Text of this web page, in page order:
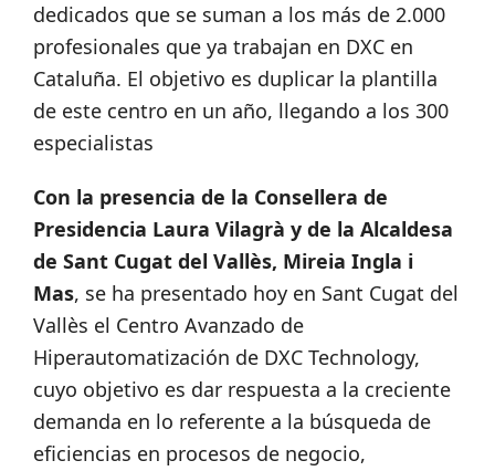
dedicados que se suman a los más de 2.000
profesionales que ya trabajan en DXC en
Cataluña. El objetivo es duplicar la plantilla
de este centro en un año, llegando a los 300
especialistas
Con la presencia de la Consellera de
Presidencia Laura Vilagrà y de la Alcaldesa
de Sant Cugat del Vallès, Mireia Ingla i
Mas, se ha presentado hoy en Sant Cugat del
Vallès el Centro Avanzado de
Hiperautomatización de DXC Technology,
cuyo objetivo es dar respuesta a la creciente
demanda en lo referente a la búsqueda de
eficiencias en procesos de negocio,